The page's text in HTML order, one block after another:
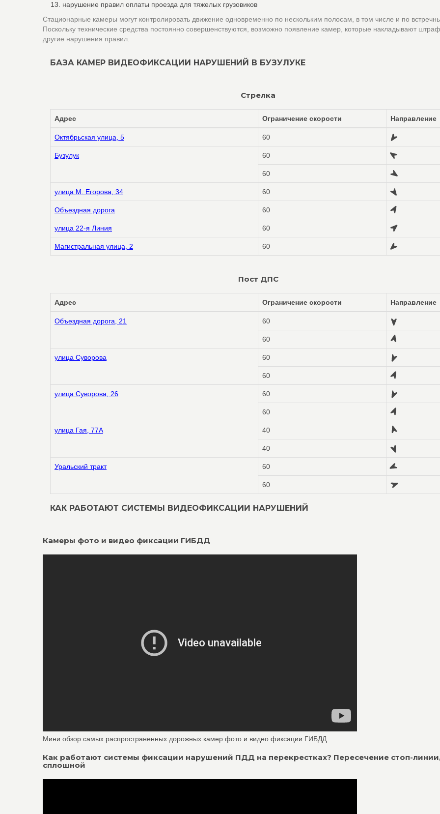
нарушение правил оплаты проезда для тяжелых грузовиков
Стационарные камеры могут контролировать движение одновременно по нескольким полосам, в том числе и по
Поскольку технические средства постоянно совершенствуются, возможно появление камер, которые накладывают
другие нарушения правил.
БАЗА КАМЕР ВИДЕОФИКСАЦИИ НАРУШЕНИЙ В БУЗУЛУКЕ
Стрелка
Адрес Ограничение скорости Направление
Октябрьская улица, 5 60
Бузулук 60
60
улица М. Егорова, 34 60
Объездная дорога 60
улица 22-я Линия 60
Магистральная улица, 2 60
Пост ДПС
Адрес Ограничение скорости Направление
Объездная дорога, 21 60
60
улица Суворова 60
60
улица Суворова, 26 60
60
улица Гая, 77А 40
40
Уральский тракт 60
60
КАК РАБОТАЮТ СИСТЕМЫ ВИДЕОФИКСАЦИИ НАРУШЕНИЙ
Камеры фото и видео фиксации ГИБДД
Мини обзор самых распространенных дорожных камер фото и видео фиксации ГИБДД
Как работают системы фиксации нарушений ПДД на перекрестках? Пересечение стоп-
сплошной